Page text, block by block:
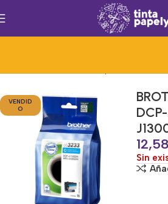
VENDID
O
12,58
Sin